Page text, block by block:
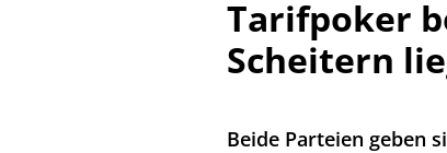
Tarifpoker
Scheitern
Beide Parteien geben